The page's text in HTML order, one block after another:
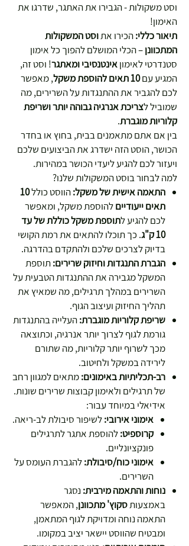
וסט משקולות - הגבירו את האתגר, שדרגו את
האימון!
תיאור כללי:הכירו אתוסט המשקולות
המתכוונן– הכלי המושלם להפוך כל אימון
סטנדרטי לאימוןאינטנסיבי ומאתגר! וסט זה,
המגיע עם10 תאים להוספת משקל
, מאפשר
לכם להגביר את ההתנגדות על השרירים, מה
שמוביל לצריכת אנרגיה גבוהה יותר ושריפת
קלוריות מוגברת.
בין אם אתם מתאמנים בבית, בחוץ או בחדר
הכושר, הוסט הזה ישדרג את הביצועים שלכם
ויעזור לכם להגיע ליעדי הכושר במהירות.
למה לבחור בוסט המשקולות שלנו?
התאמה אישית של משקל:הווסט כולל10
תאים ייעודייםלהוספת משקל, ומאפשר
לכם להגיע לתוספת משקל כוללת של עד
10 ק"ג
. כך תוכלו להתאים את רמת הקושי
בדיוק לצרכים שלכם ולהתקדם בהדרגה.
הגברת התנגדות וחיזוק שרירים:תוספת
המשקל מגבירה את ההתנגדות הטבעית על
השרירים במהלך תרגילים, מה שמאיץ את
תהליך החיזוק ועיצוב הגוף.
שריפת קלוריות מוגברת:העלייה בהתנגדות
גורמת לגוף לצרוך יותר אנרגיה, וכתוצאה
מכך לשרוף יותר קלוריות, מה שתורם
לירידה במשקל ולחיטוב.
רב-תכליתיות באימונים:מתאים למגוון רחב
של תרגילים ולאימון קבוצות שרירים שונות.
אידיאלי במיוחד עבור:
אימוני אירובי:לשיפור סיבולת לב-ריאה.
קרוספיט:להוספת אתגר לתרגילים
פונקציונליים.
אימוני כוח/סיבולת:להגברת העומס על
השרירים.
נוחות והתאמה מירבית: נסגר
באמצעותסקוץ' מתכוונן, המאפשר
התאמה נוחה ומדויקת לגוף המתאמן,
ומבטיח שהווסט יישאר יציב במקומו.